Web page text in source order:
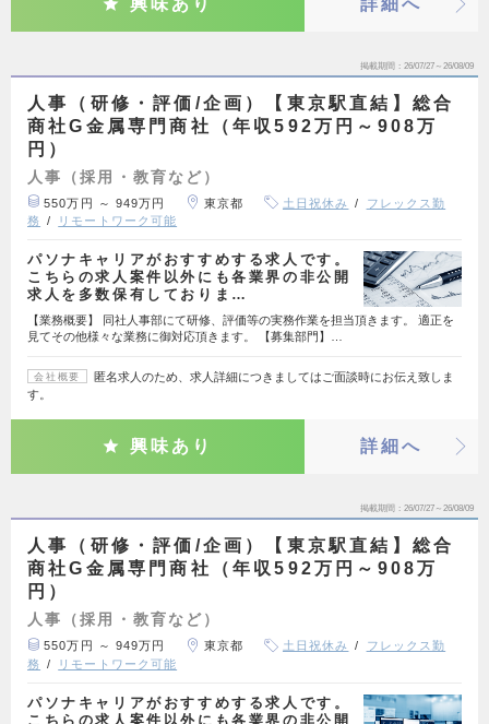
掲載期間 26/07/27～26/08/09
人事（研修・評価/企画）【東京駅直結】総合
商社G金属専門商社（年収592万円～908万
円）
人事（採用・教育など）
550万円 ～ 949万円 東京都 土日祝休み
フレックス勤
務
リモートワーク可能
パソナキャリアがおすすめする求人です。
こちらの求人案件以外にも各業界の非公開
求人を多数保有しておりま…
【業務概要】 同社人事部にて研修、評価等の実務作業を担当頂きます。 適正を
見てその他様々な業務に御対応頂きます。 【募集部門】…
会社概要
匿名求人のため、求人詳細につきましてはご面談時にお伝え致しま
す。
興味あり 詳細へ
掲載期間 26/07/27～26/08/09
人事（研修・評価/企画）【東京駅直結】総合
商社G金属専門商社（年収592万円～908万
円）
人事（採用・教育など）
550万円 ～ 949万円 東京都 土日祝休み
フレックス勤
務
リモートワーク可能
パソナキャリアがおすすめする求人です。
こちらの求人案件以外にも各業界の非公開